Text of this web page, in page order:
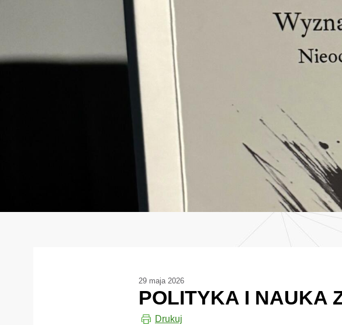
29 maja 2026
POLITYKA I NAUKA
Drukuj